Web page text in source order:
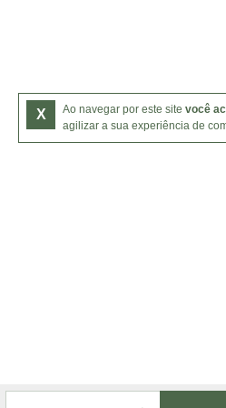
Ao navegar por este site você
agilizar a sua experiência de
X